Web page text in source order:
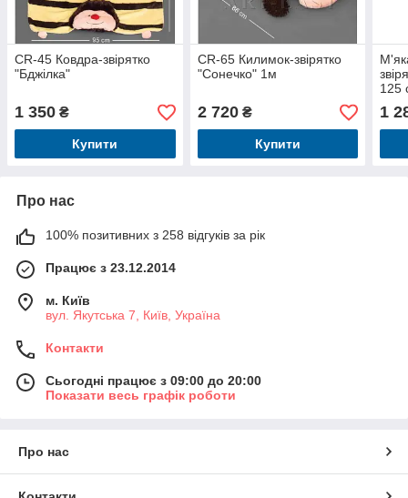
CR-45 Ковдра-звірятко
"Бджілка"
1 350 ₴
Купити
CR-65 Килимок-звірятко
"Сонечко" 1м
2 720₴
Купити
125
1
Про нас
100% позитивних з 258 відгуків за рік
Працює з 23.12.2014
м. Київ
вул. Якутська 7, Київ, Україна
Контакти
Сьогодні працює з 09:00 до 20:00
Показати весь графік роботи
Про нас